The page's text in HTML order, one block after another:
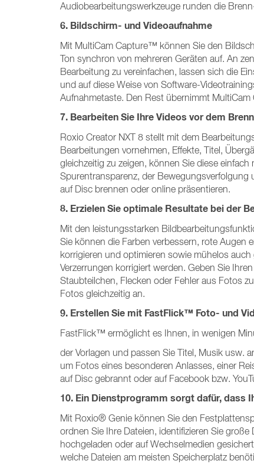
Audiobearbeitungswerkzeuge runden die
6. Bildschirm- und Videoaufnahme
Mit MultiCam Capture™ können Sie den
Ton synchron von mehreren Geräten auf. An
Bearbeitung zu vereinfachen, lassen sich die
und auf diese Weise von Software-
Aufnahmetaste. Den Rest übernimmt MultiCam
7. Bearbeiten Sie Ihre Videos vor dem
Roxio Creator NXT 8 stellt mit dem
Bearbeitungen vornehmen, Effekte, Titel,
gleichzeitig zu zeigen, können Sie diese
Spurentransparenz, der Bewegungsverfolgung
auf Disc brennen oder online präsentieren.
8. Erzielen Sie optimale Resultate bei der
Mit den leistungsstarken
Sie können die Farben verbessern, rote Augen
korrigieren und optimieren sowie mühelos
Verzerrungen korrigiert werden. Geben Sie
Staubteilchen, Flecken oder Fehler aus Fotos
Fotos gleichzeitig an.
9. Erstellen Sie mit FastFlick™ Foto- und
FastFlick™ ermöglicht es Ihnen, in wenigen
der Vorlagen und passen Sie Titel, Musik usw.
um Fotos eines besonderen Anlasses, einer
auf Disc gebrannt oder auf Facebook bzw.
10. Ein Dienstprogramm sorgt dafür, dass
Mit Roxio® Genie können Sie den
ordnen Sie Ihre Dateien, identifizieren Sie
hochgeladen oder auf Wechselmedien
welche Dateien am meisten Speicherplatz